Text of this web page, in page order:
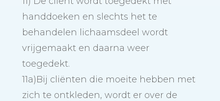
handdoeken en slechts het te
behandelen lichaamsdeel wordt
vrijgemaakt en daarna weer
toegedekt.
11a)Bij cliënten die moeite hebben met
zich te ontkleden, wordt er over de